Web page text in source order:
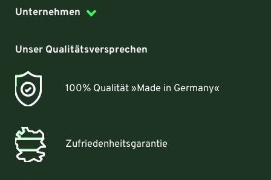
Unternehmen
Unser Qualitätsversprechen
100% Qualität »Made in Germany«
Zufriedenheitsgarantie